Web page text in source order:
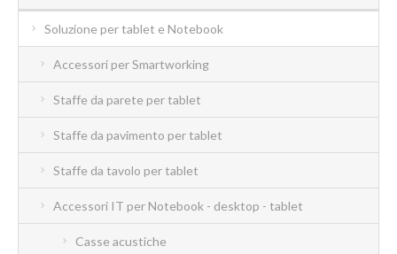
Soluzione per tablet e Notebook
Accessori per Smartworking
Staffe da parete per tablet
Staffe da pavimento per tablet
Staffe da tavolo per tablet
Accessori IT per Notebook - desktop - tablet
Casse acustiche